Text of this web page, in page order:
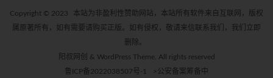
Copyright © 2023
本站为非盈利性赞助网站，本站所有软件来自互联网，版权
属原著所有，如有需要请购买正版。如有侵权，敬请来信联系我们，我们立即
删除。
阳叔网创 & WordPress Theme. All rights reserved
鲁ICP备2022038507号-1
>公安备案筹备中